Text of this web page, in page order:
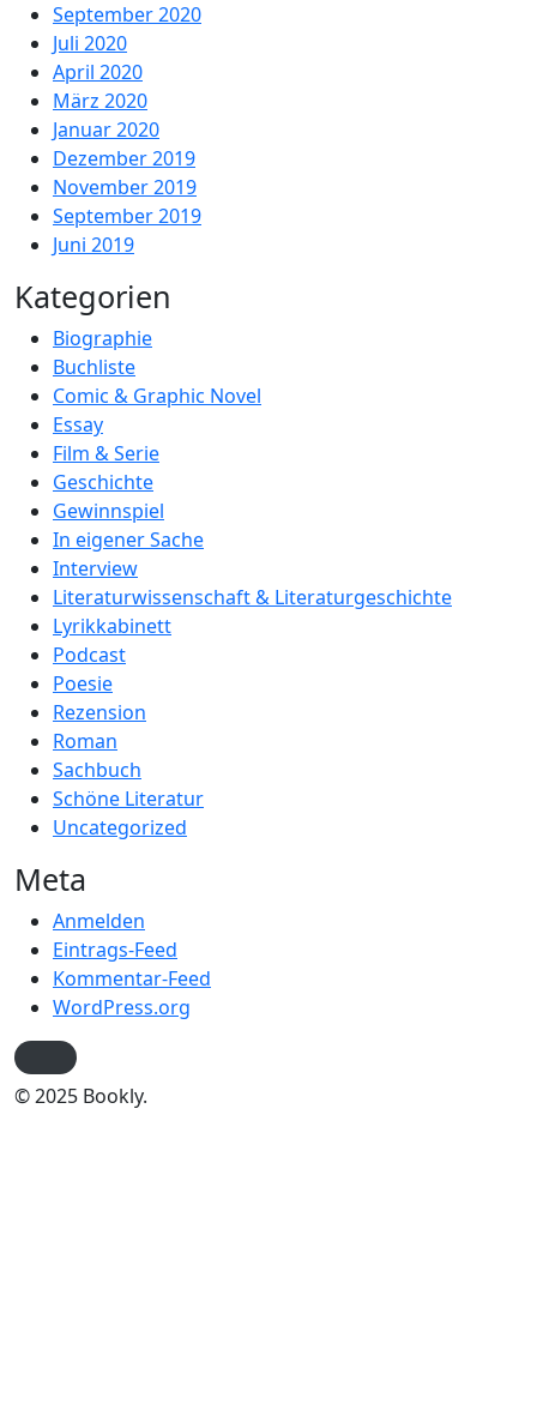
September 2020
Juli 2020
April 2020
März 2020
Januar 2020
Dezember 2019
November 2019
September 2019
Juni 2019
Kategorien
Biographie
Buchliste
Comic & Graphic Novel
Essay
Film & Serie
Geschichte
Gewinnspiel
In eigener Sache
Interview
Literaturwissenschaft & Literaturgeschichte
Lyrikkabinett
Podcast
Poesie
Rezension
Roman
Sachbuch
Schöne Literatur
Uncategorized
Meta
Anmelden
Eintrags-Feed
Kommentar-Feed
WordPress.org
© 2025 Bookly.